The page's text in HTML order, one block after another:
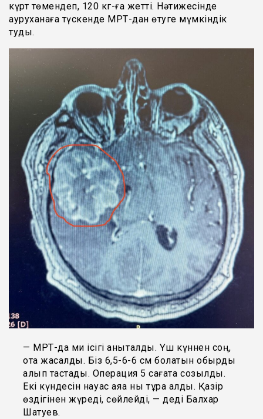
күрт төмендеп, 120 кг-ға жетті. Нәтижесінде
ауруханаға түскенде МРТ-дан өтуге мүмкіндік
туды.
— МРТ-да ми ісігі анықталды. Үш күннен соң,
ота жасалды. Біз 6,5-6-6 см болатын обырды
алып тастадық. Операция 5 сағатқа созылды.
Екі күндесін науқас аяққа нық тұра алды. Қазір
өздігінен жүреді, сөйлейді, — деді Балхар
Шатуев.